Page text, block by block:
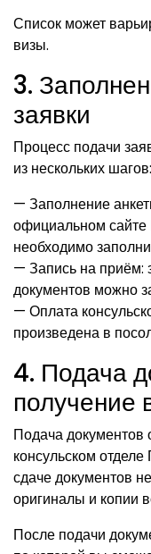
Список может
визы.
3.
заявки
Процесс подачи
из нескольких шагов:
— Заполнение
официальном
необходимо
— Запись на приём:
документов можно
— Оплата
произведена в
4. Подача
получение
Подача документов
консульском
сдаче документов
оригиналы и копии
После подачи